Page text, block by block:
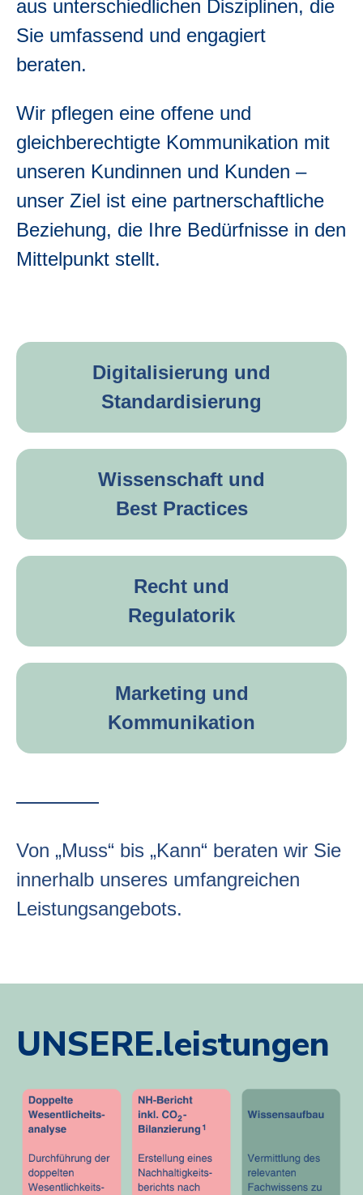
aus unterschiedlichen Disziplinen, die
Sie umfassend und engagiert
beraten.
Wir pflegen eine offene und
gleichberechtigte Kommunikation mit
unseren Kundinnen und Kunden –
unser Ziel ist eine partnerschaftliche
Beziehung, die Ihre Bedürfnisse in den
Mittelpunkt stellt.
Digitalisierung und
Standardisierung
Wissenschaft und
Best Practices
Recht und
Regulatorik
Marketing und
Kommunikation
Von „Muss“ bis „Kann“ beraten wir Sie
innerhalb unseres umfangreichen
Leistungsangebots.
UNSERE.leistungen